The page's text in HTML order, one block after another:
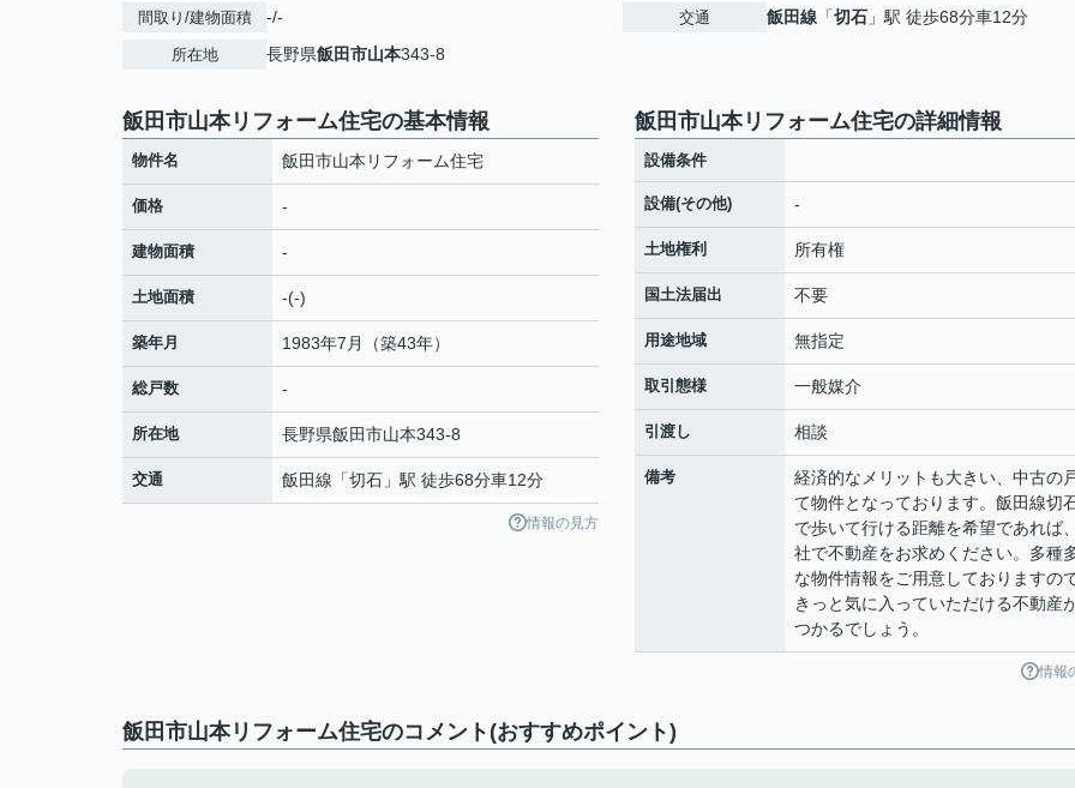
間取り/建物面積 -/-
所在地 長野県飯田市山本343-8
交通 飯田線 「切石 」駅 徒歩68分車12分
飯田市山本リフォーム住宅の基本情報
物件名 飯田市山本リフォーム住宅
価格 -
建物面積 -
土地面積 -(-)
築年月 1983年7月（築43年）
総戸数 -
所在地 長野県飯田市山本343-8
交通 飯田線 「切石 」駅 徒歩68分車12分
情報の見方
飯田市山本リフォーム住宅の詳細情報
設備条件
設備(その他) -
土地権利 所有権
国土法届出 不要
用途地域 無指定
取引態様 一般媒介
引渡し 相談
備考
経済的なメリットも大きい、中古の
て物件となっております。飯田線切
で歩いて行ける距離を希望であれば
社で不動産をお求めください。多種
な物件情報をご用意しておりますので
きっと気に入っていただける不動産
つかるでしょう。
情報
飯田市山本リフォーム住宅のコメント(おすすめポイント)